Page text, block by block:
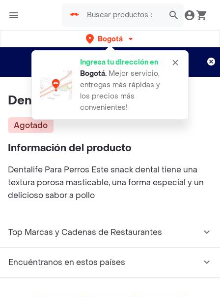
Bogotá
Ingresa tu dirección en
Bogotá. Mejor servicio,
entregas más rápidas y
los precios más
convenientes!
envíos gratis por semanas
Aplican TyC
DentaLife Raza Mediana 198Gr
Agotado
Información del producto
Dentalife Para Perros Este snack dental tiene una
textura porosa masticable, una forma especial y un
delicioso sabor a pollo
Top Marcas y Cadenas de Restaurantes
Encuéntranos en estos países